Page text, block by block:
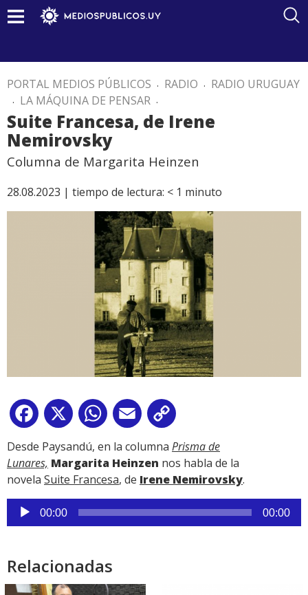
PORTAL MEDIOS PÚBLICOS . RADIO . RADIO URUGUAY
. LA MÁQUINA DE PENSAR .
Suite Francesa, de Irene
Nemirovsky
Columna de Margarita Heinzen
28.08.2023 | tiempo de lectura: < 1 minuto
Facebook
X WhatsApp
Email
Link
Desde Paysandú, en la columna Prisma de
Lunares, Margarita Heinzen nos habla de la
novela Suite Francesa, de Irene Nemirovsky.
Reproductor
de
00:00 00:00
Relacionadas